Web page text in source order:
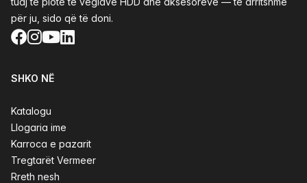
për ju, sido që të doni.
Facebook
Instagram
YouTube
LinkedIn
SHKO NË
Katalogu
Llogaria ime
Karroca e pazarit
Tregtarët Vermeer
Rreth nesh